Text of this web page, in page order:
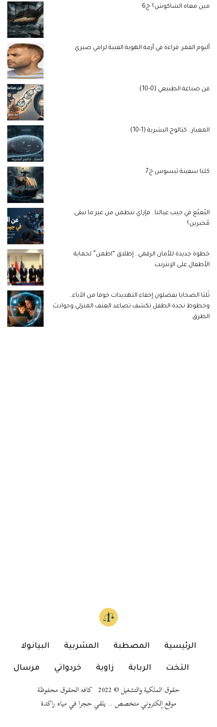
مين معاه الشاكوش؟ ج6
ألبوم القمر: قراءة في أزمة الهوية الفنية لرامي صبري
فن صناعة الطبيعي (0-10)
المعيار.. كتالوج البشرية (1-10)
كلنا سفينة ثيسوس ج7
البُعبُع في جيب عيالنا.. فإزاي نتطمن من غير ما نبقى
مُخبرين؟
خطوة جديدة للأمان الرقمي.. إطلاق “اطمن” لحماية
الأطفال على الإنترنت
ثُلثا الضحايا يفضلون إخفاء التهديدات خوفا من الآباء..
وخطوط نجدة الطفل تكشف تصاعد العنف المنزلي وحوادث
الطرق
الرئيسية المصطبة المشربية البيانولا
التخت الربابة زاوية خردواتي مرسال
حقوق الملكية والتشغيل © 2022 كافه الحقوق محفوظة
موقع إلكتروني متخصص .. يلقي حجرا في مياه راكدة